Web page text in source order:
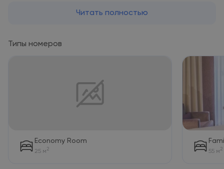
стиле. В номерах есть ЖК-телевизор, сейф и мини-бар. Из
османской кухни, а в ресторане Portofino - блюда
итальянской кухни. К услугам гостей также 7 баров и
турецкой баней и сауной. Гости могут пройти различные
виды массажа, включая ароматерапевтический и тайский.
До центра Манавгата - 7 км. Аэропорт Анталии находится в
Читать полностью
Типы номеров
Economy Room
25 м 2 55 м 2